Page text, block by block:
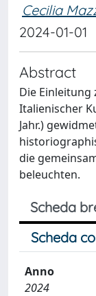
Cecilia
2024-01-01
Abstract
Die Einleitung
Italienischer
Jahr.)
die
beleuchten.
Scheda
Scheda
Anno
2024